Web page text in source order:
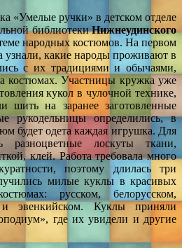
«Умелые ручки» в детском отделе
библиотекиНижнеудинского
народных костюмов. На первом
узнали, какие народы проживают в
с их традициями и обычаями,
костюмах. Участницы кружка уже
кукол в чулочной технике,
шить на заранее заготовленные
рукодельницы определились, в
будет одета каждая игрушка. Для
разноцветные лоскуты ткани,
клей. Работа требовала много
поэтому длилась три
милые куклы в красивых
русском, белорусском,
и эвенкийском. Куклы приняли
где их увидели и другие